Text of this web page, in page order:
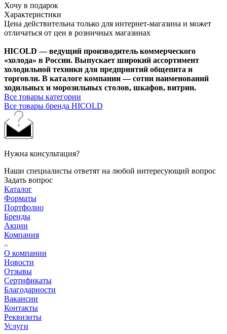
Хочу в подарок
Характеристики
Цена действительна только для интернет-магазина и может
отличаться от цен в розничных магазинах
HICOLD — ведущий производитель коммерческого
«холода» в России. Выпускает широкий ассортимент
холодильной техники для предприятий общепита и
торговли. В каталоге компании — сотни наименований
ходильных и морозильных столов, шкафов, витрин.
Все товары категории
Все товары бренда HICOLD
Нужна консультация?
Наши специалисты ответят на любой интересующий вопрос
Задать вопрос
Каталог
Форматы
Портфолио
Бренды
Акции
Компания
О компании
Новости
Отзывы
Сертификаты
Благодарности
Вакансии
Контакты
Реквизиты
Услуги